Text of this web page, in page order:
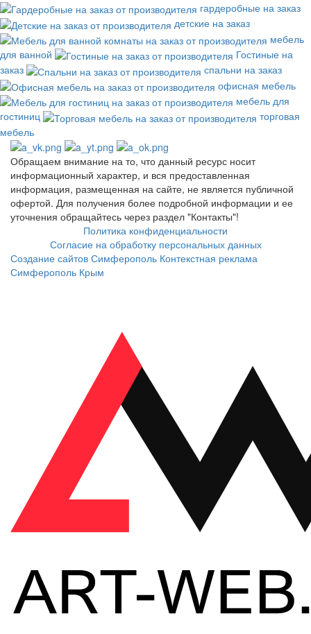
гардеробные на заказ
детские на заказ
мебель
для ванной
Гостиные на
заказ
спальни на заказ
офисная мебель
мебель для
гостиниц
торговая
мебель
Обращаем внимание на то, что данный ресурс носит
информационный характер, и вся предоставленная
информация, размещенная на сайте, не является публичной
офертой. Для получения более подробной информации и ее
уточнения обращайтесь через раздел "Контакты"!
Политика конфиденциальности
Согласие на обработку персональных данных
Создание сайтов Симферополь Контекстная реклама
Симферополь Крым